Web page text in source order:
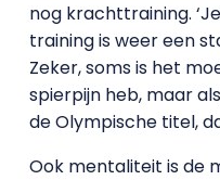
nog krachttraining.
training is weer een
Zeker, soms is het
spierpijn heb, maar
de Olympische titel,
Ook mentaliteit is de